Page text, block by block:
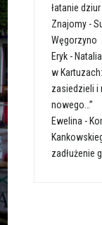
łatanie
Znajomy -
Węgorzyno
Eryk -
w
zasiedzieli i
nowego…”
Ewelina -
zadłużenie